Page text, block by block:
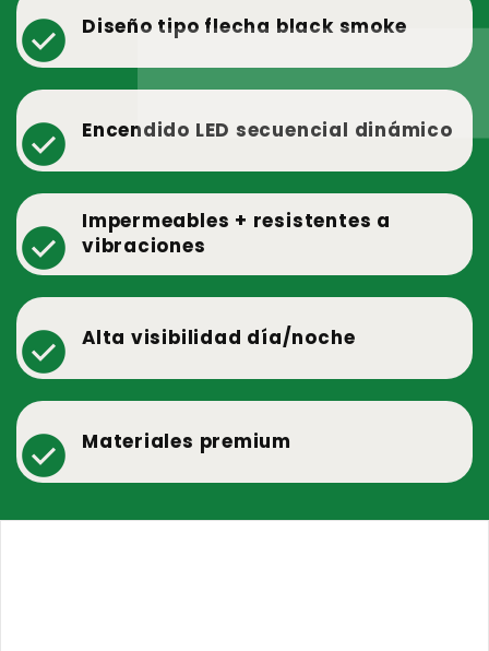
check_circle Diseño tipo flecha black smoke
check_circle Encendido LED secuencial dinámico
check_circle
Impermeables + resistentes a
vibraciones
check_circle Alta visibilidad día/noche
check_circle Materiales premium